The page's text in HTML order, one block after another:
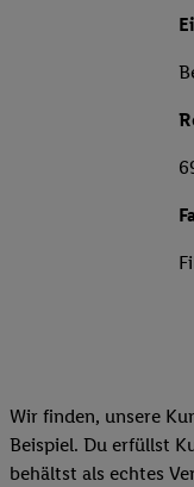
Wir finden, unsere
Beispiel. Du erfüllst
behältst als echtes